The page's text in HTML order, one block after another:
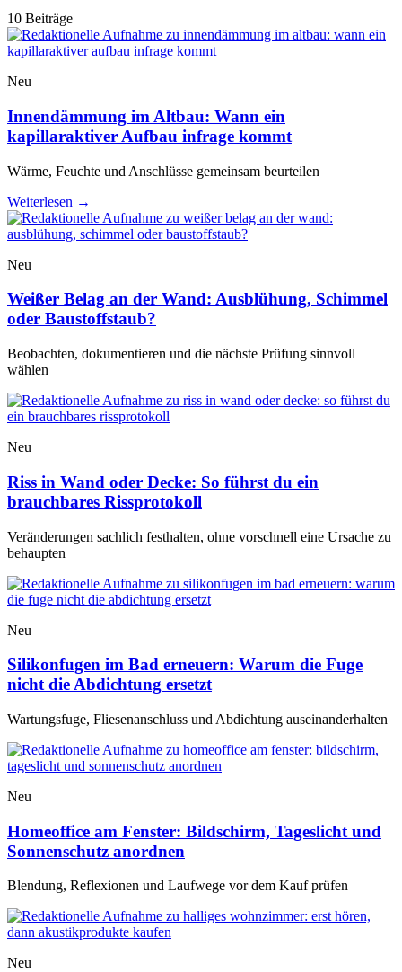
10 Beiträge
Neu
Innendämmung im Altbau: Wann ein
kapillaraktiver Aufbau infrage kommt
Wärme, Feuchte und Anschlüsse gemeinsam beurteilen
Weiterlesen →
Neu
Weißer Belag an der Wand: Ausblühung, Schimmel
oder Baustoffstaub?
Beobachten, dokumentieren und die nächste Prüfung sinnvoll
wählen
Neu
Riss in Wand oder Decke: So führst du ein
brauchbares Rissprotokoll
Veränderungen sachlich festhalten, ohne vorschnell eine Ursache zu
behaupten
Neu
Silikonfugen im Bad erneuern: Warum die Fuge
nicht die Abdichtung ersetzt
Wartungsfuge, Fliesenanschluss und Abdichtung auseinanderhalten
Neu
Homeoffice am Fenster: Bildschirm, Tageslicht und
Sonnenschutz anordnen
Blendung, Reflexionen und Laufwege vor dem Kauf prüfen
Neu